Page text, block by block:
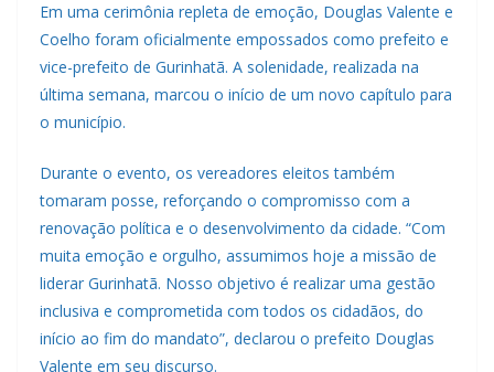
Em uma cerimônia repleta de emoção, Douglas Valente e
Coelho foram oficialmente empossados como prefeito e
vice-prefeito de Gurinhatã. A solenidade, realizada na
última semana, marcou o início de um novo capítulo para
o município.
Durante o evento, os vereadores eleitos também
tomaram posse, reforçando o compromisso com a
renovação política e o desenvolvimento da cidade. “Com
muita emoção e orgulho, assumimos hoje a missão de
liderar Gurinhatã. Nosso objetivo é realizar uma gestão
inclusiva e comprometida com todos os cidadãos, do
início ao fim do mandato”, declarou o prefeito Douglas
Valente em seu discurso.